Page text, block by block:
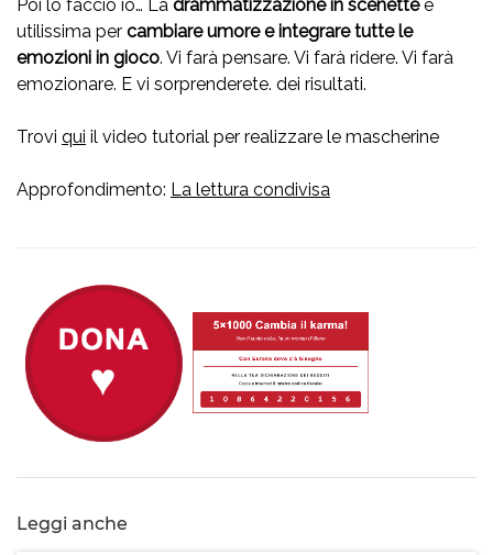
Poi lo faccio io… La drammatizzazione in scenetteè
utilissima per cambiare umore e integrare tutte le
emozioni in gioco. Vi farà pensare. Vi farà ridere. Vi farà
emozionare. E vi sorprenderete. dei risultati.
Trovi qui il video tutorial per realizzare le mascherine
Approfondimento: La lettura condivisa
Leggi anche